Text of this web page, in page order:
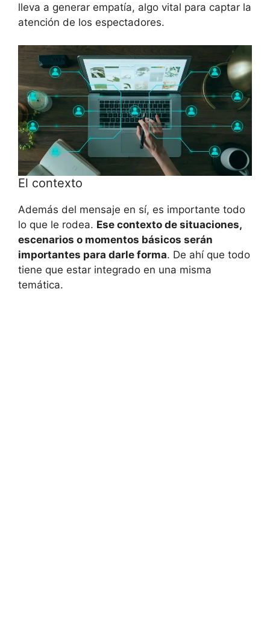
lleva a generar empatía, algo vital para captar la
atención de los espectadores.
El contexto
Además del mensaje en sí, es importante todo
lo que le rodea. Ese contexto de situaciones,
escenarios o momentos básicos serán
importantes para darle forma. De ahí que todo
tiene que estar integrado en una misma
temática.